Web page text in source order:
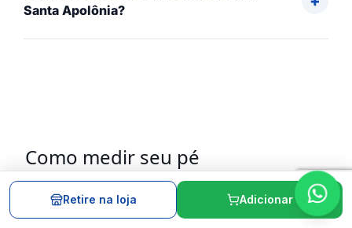
Santa Apolônia?
Como medir seu pé
Encoste o calcanhar na parede, marque a ponta do
dedo e meça o comprimento do pé em centímetros.
Retire na loja Adicionar